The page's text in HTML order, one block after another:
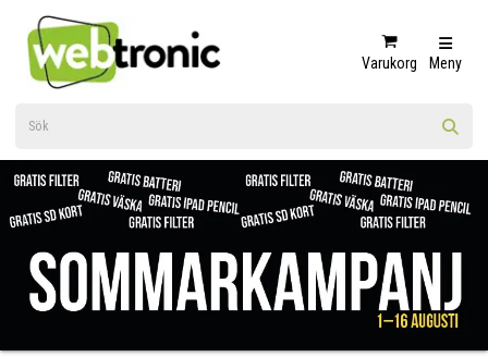
Varukorg Meny